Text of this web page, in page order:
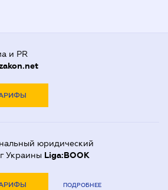
и PR
юридический
Украины Liga:BOOK
ПОДРОБНЕЕ